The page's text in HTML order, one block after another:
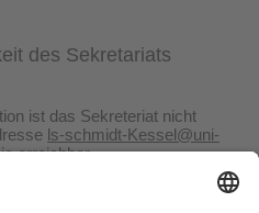
des Sekretariats
ist das Sekreteriat nicht
ls-schmidt-Kessel@uni-
erreichbar.